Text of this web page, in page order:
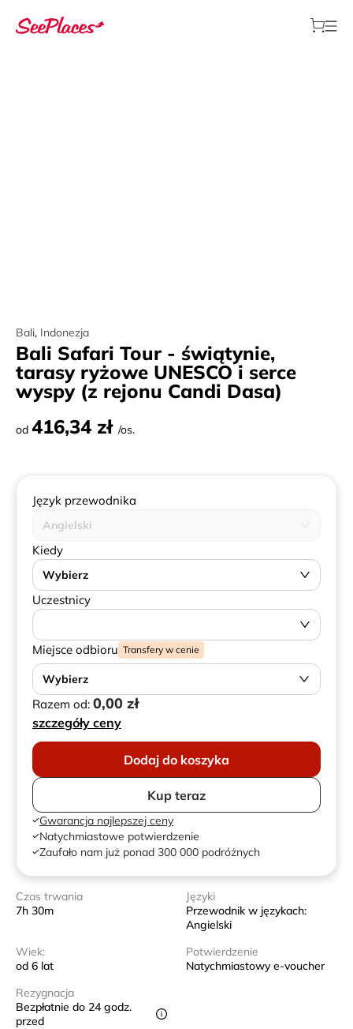
Bali, Indonezja
Bali Safari Tour - świątynie,
tarasy ryżowe UNESCO i serce
wyspy (z rejonu Candi Dasa)
od 416,34 zł /os.
Język przewodnika
Angielski
Kiedy
Wybierz
Uczestnicy
Miejsce odbioru Transfery w cenie
Wybierz
Razem od: 0,00 zł
szczegóły ceny
Dodaj do koszyka
Kup teraz
Gwarancja najlepszej ceny
Natychmiastowe potwierdzenie
Zaufało nam już ponad 300 000 podróżnych
Czas trwania
7h 30m
Języki
Przewodnik w językach:
Angielski
Wiek:
od 6 lat
Potwierdzenie
Natychmiastowy e-voucher
Rezygnacja
Bezpłatnie do 24 godz.
przed